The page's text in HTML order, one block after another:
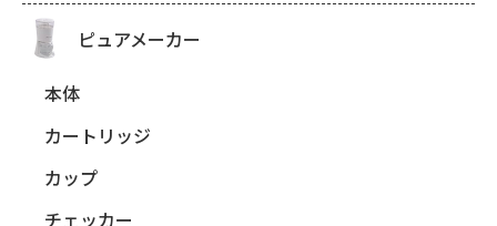
ピュアメーカー
本体
カートリッジ
カップ
チェッカー